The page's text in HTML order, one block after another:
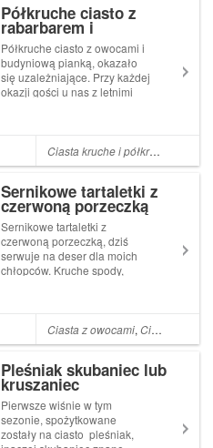
większe. Cias...
Półkruche ciasto z
rabarbarem i
czekoladową pianką
Półkruche ciasto z owocami i
budyniową pianką, okazało
się uzależniające. Przy każdej
okazji gości u nas z letnimi
czekoladowym.
Półkruche ciasto forma 25 x
Ciasta kruche i półkruche
Sernikowe tartaletki z
czerwoną porzeczką
Sernikowe tartaletki z
czerwoną porzeczką, dziś
serwuje na deser dla moich
chłopców. Kruche spody,
Składniki na 6 foremek mąka
pszenna 1 szklanka szczypta
Ciasta z owocami,Ciasta kruche i półkruche
Pleśniak skubaniec lub
kruszaniec
Pierwsze wiśnie w tym
sezonie, spożytkowane
zostały na ciasto pleśniak,